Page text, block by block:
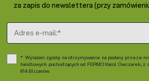
za zapis do newslettera (przy
Adres e-mail
Wyrażam zgodę na otrzymywanie na podany przeze
handlowych pochodzących od FERMO Karol Owczarek,
814 Blizanów.